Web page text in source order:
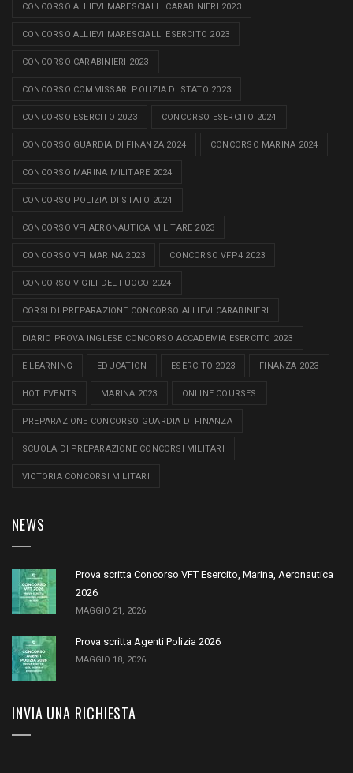
CONCORSO ALLIEVI MARESCIALLI CARABINIERI 2023
CONCORSO ALLIEVI MARESCIALLI ESERCITO 2023
CONCORSO CARABINIERI 2023
CONCORSO COMMISSARI POLIZIA DI STATO 2023
CONCORSO ESERCITO 2023 CONCORSO ESERCITO 2024
CONCORSO GUARDIA DI FINANZA 2024 CONCORSO MARINA 2024
CONCORSO MARINA MILITARE 2024
CONCORSO POLIZIA DI STATO 2024
CONCORSO VFI AERONAUTICA MILITARE 2023
CONCORSO VFI MARINA 2023 CONCORSO VFP4 2023
CONCORSO VIGILI DEL FUOCO 2024
CORSI DI PREPARAZIONE CONCORSO ALLIEVI CARABINIERI
DIARIO PROVA INGLESE CONCORSO ACCADEMIA ESERCITO 2023
E-LEARNING EDUCATION ESERCITO 2023 FINANZA 2023
HOT EVENTS MARINA 2023 ONLINE COURSES
PREPARAZIONE CONCORSO GUARDIA DI FINANZA
SCUOLA DI PREPARAZIONE CONCORSI MILITARI
VICTORIA CONCORSI MILITARI
NEWS
Prova scritta Concorso VFT Esercito, Marina, Aeronautica
2026
MAGGIO 21, 2026
Prova scritta Agenti Polizia 2026
MAGGIO 18, 2026
INVIA UNA RICHIESTA